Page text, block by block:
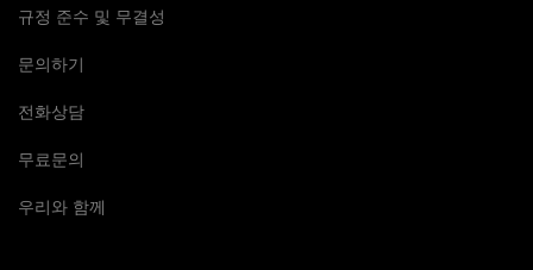
규정 준수 및 무결성
문의하기
전화상담
무료문의
우리와 함께